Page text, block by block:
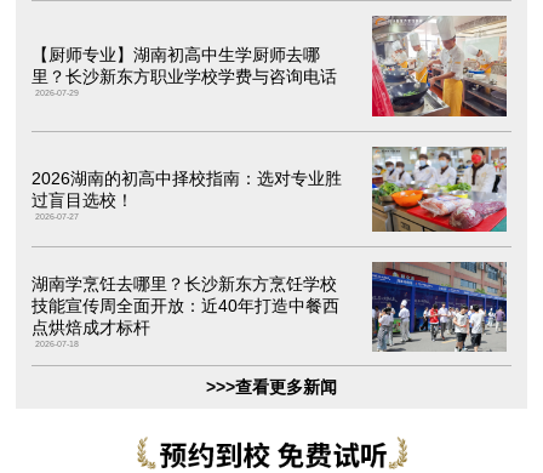
【厨师专业】湖南初高中生学厨师去哪
里？长沙新东方职业学校学费与咨询电话
2026-07-29
2026湖南的初高中择校指南：选对专业胜
过盲目选校！
2026-07-27
湖南学烹饪去哪里？长沙新东方烹饪学校
技能宣传周全面开放：近40年打造中餐西
点烘焙成才标杆
2026-07-18
>>>查看更多新闻